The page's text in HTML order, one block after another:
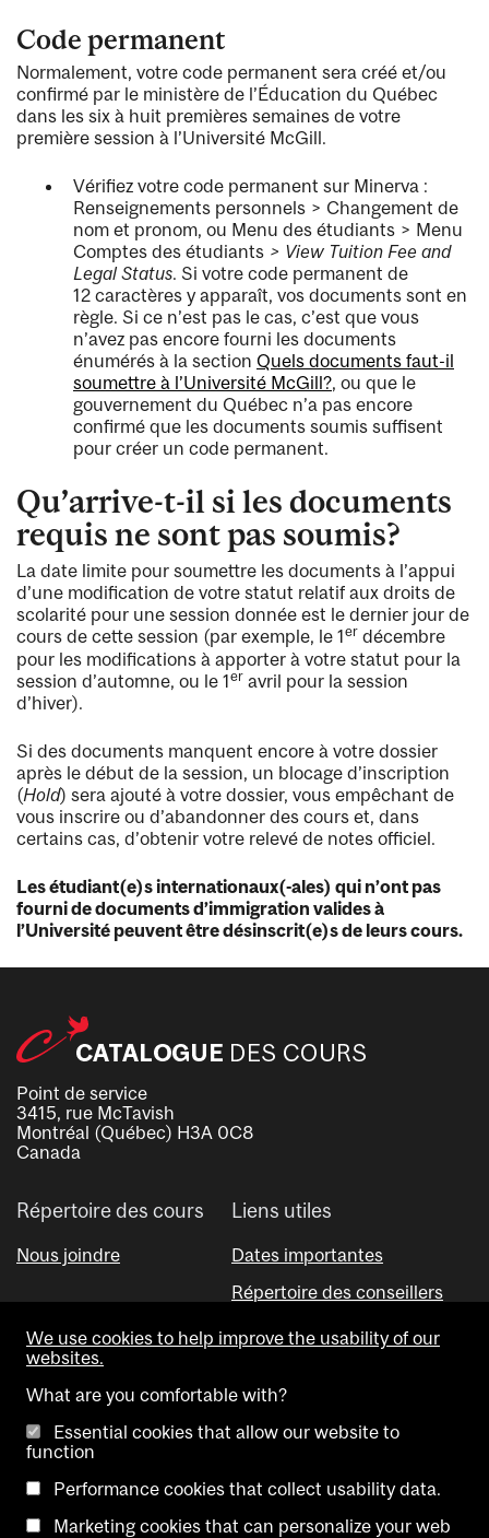
Code permanent
Normalement, votre code permanent sera créé et/ou
confirmé par le ministère de l’Éducation du Québec
dans les six à huit premières semaines de votre
première session à l’Université McGill.
Vérifiez votre code permanent sur Minerva :
Renseignements personnels > Changement de
nom et pronom, ou Menu des étudiants > Menu
Comptes des étudiants > View Tuition Fee and
Legal Status. Si votre code permanent de
12 caractères y apparaît, vos documents sont en
règle. Si ce n’est pas le cas, c’est que vous
n’avez pas encore fourni les documents
énumérés à la section Quels documents faut-il
soumettre à l’Université McGill?, ou que le
gouvernement du Québec n’a pas encore
confirmé que les documents soumis suffisent
pour créer un code permanent.
Qu’arrive-t-il si les documents
requis ne sont pas soumis?
La date limite pour soumettre les documents à l’appui
d’une modification de votre statut relatif aux droits de
scolarité pour une session donnée est le dernier jour de
cours de cette session (par exemple, le 1er décembre
pour les modifications à apporter à votre statut pour la
session d’automne, ou le 1er avril pour la session
d’hiver).
Si des documents manquent encore à votre dossier
après le début de la session, un blocage d’inscription
(Hold) sera ajouté à votre dossier, vous empêchant de
vous inscrire ou d’abandonner des cours et, dans
certains cas, d’obtenir votre relevé de notes officiel.
Les étudiant(e)s internationaux(-ales) qui n’ont pas
fourni de documents d’immigration valides à
l’Université peuvent être désinscrit(e)s de leurs cours.
Point de service
3415, rue McTavish
Montréal (Québec) H3A 0C8
Canada
Répertoire des cours
Nous joindre
Liens utiles
Dates importantes
Répertoire des conseillers
Outil Visual Schedule Builder
Copyright @ McGill University. All rights reserved.
We use cookies to help improve the usability of our
websites.
What are you comfortable with?
Essential cookies that allow our website to
function
Performance cookies that collect usability data.
Marketing cookies that can personalize your web